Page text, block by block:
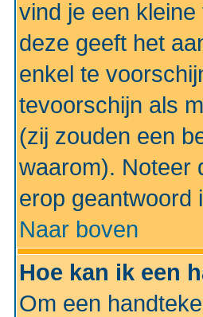
vind je een
deze geeft het
enkel te
tevoorschijn als
(zij zouden een
waarom). Noteer
erop geantwoord
Naar boven
Hoe kan ik een
Om een